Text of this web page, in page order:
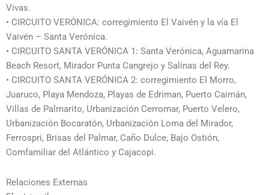
Vivas.
• CIRCUITO VERÓNICA: corregimiento El Vaivén y la vía El
Vaivén – Santa Verónica.
• CIRCUITO SANTA VERÓNICA 1: Santa Verónica, Aguamarina
Beach Resort, Mirador Punta Cangrejo y Salinas del Rey.
• CIRCUITO SANTA VERÓNICA 2: corregimiento El Morro,
Juaruco, Playa Mendoza, Playas de Edriman, Puerto Caimán,
Villas de Palmarito, Urbanización Cerromar, Puerto Velero,
Urbanización Bocaratón, Urbanización Loma del Mirador,
Ferrospri, Brisas del Palmar, Caño Dulce, Bajo Ostión,
Comfamiliar del Atlántico y Cajacopi.
Relaciones Externas